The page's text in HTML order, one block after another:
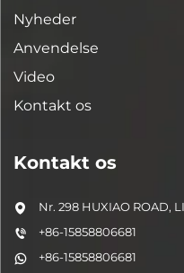
Nyheder
Anvendelse
Video
Kontakt os
Kontakt os
Nr. 298 HUXIAO ROAD,
+86-15858806681
+86-15858806681